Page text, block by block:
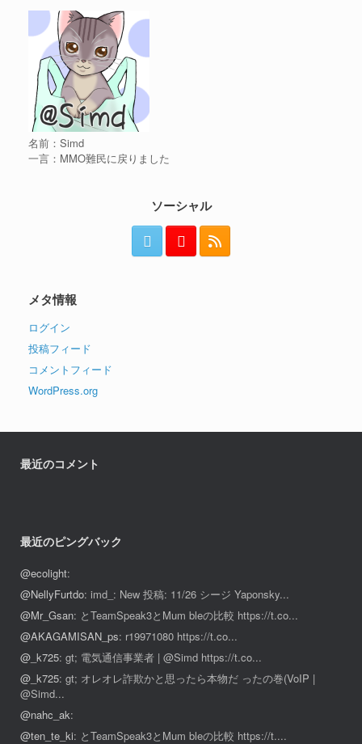
名前：Simd
一言：MMO難民に戻りました
ソーシャル
メタ情報
ログイン
投稿フィード
コメントフィード
WordPress.org
最近のコメント
最近のピングバック
@ecolight:
@NellyFurtdo: imd_: New 投稿: 11/26 シージ Yaponsky...
@Mr_Gsan: とTeamSpeak3とMum bleの比較 https://t.co...
@AKAGAMISAN_ps: r19971080 https://t.co...
@_k725: gt; 電気通信事業者 | @Simd https://t.co...
@_k725: gt; オレオレ詐欺かと思ったら本物だ ったの巻(VoIP |
@Simd...
@nahc_ak:
@ten_te_ki: とTeamSpeak3とMum bleの比較 https://t....